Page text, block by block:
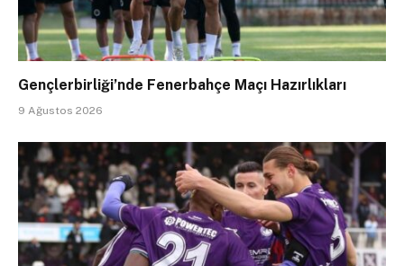
Gençlerbirliği’nde Fenerbahçe Maçı Hazırlıkları
9 Ağustos 2026